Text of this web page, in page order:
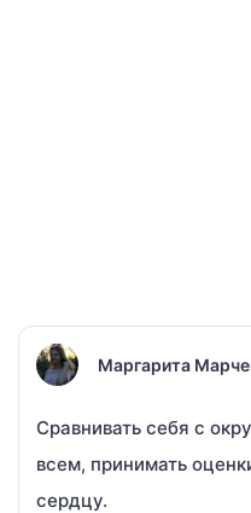
Маргарита
Сравнивать себя с
всем, принимать
сердцу.